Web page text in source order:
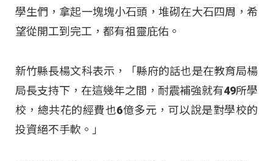
學生們，拿起一塊塊小石頭，堆砌在大石四周，希
望從開工到完工，都有祖靈庇佑。
新竹縣長楊文科表示，「縣府的話也是在教育局楊
局長支持下，在這幾年之間，耐震補強就有49所學
校，總共花的經費也6億多元，可以說是對學校的
投資絕不手軟。」